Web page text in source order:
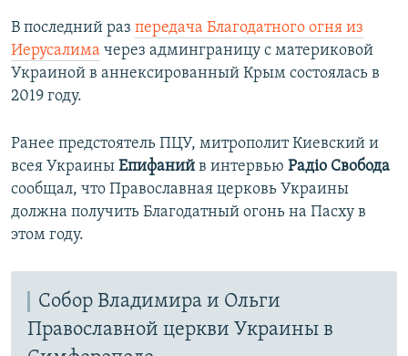
В последний раз передача Благодатного огня из
Иерусалима через админграницу с материковой
Украиной в аннексированный Крым состоялась в
2019 году.
Ранее предстоятель ПЦУ, митрополит Киевский и
всея Украины Епифаний в интервью Радіо Свобода
сообщал, что Православная церковь Украины
должна получить Благодатный огонь на Пасху в
этом году.
Собор Владимира и Ольги
Православной церкви Украины в